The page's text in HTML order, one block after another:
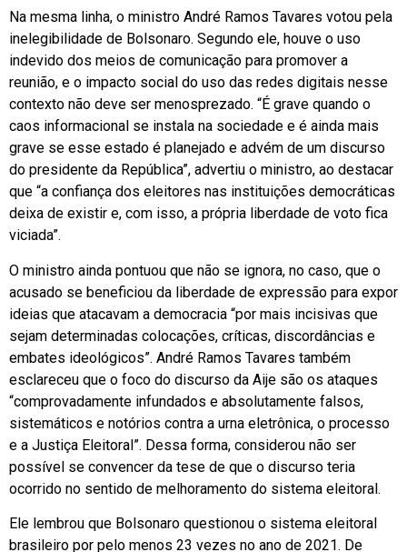
Na mesma linha, o ministro André Ramos Tavares votou pela
inelegibilidade de Bolsonaro. Segundo ele, houve o uso
indevido dos meios de comunicação para promover a
reunião, e o impacto social do uso das redes digitais nesse
contexto não deve ser menosprezado. “É grave quando o
caos informacional se instala na sociedade e é ainda mais
grave se esse estado é planejado e advém de um discurso
do presidente da República”, advertiu o ministro, ao destacar
que “a confiança dos eleitores nas instituições democráticas
deixa de existir e, com isso, a própria liberdade de voto fica
viciada”.
O ministro ainda pontuou que não se ignora, no caso, que o
acusado se beneficiou da liberdade de expressão para expor
ideias que atacavam a democracia “por mais incisivas que
sejam determinadas colocações, críticas, discordâncias e
embates ideológicos”. André Ramos Tavares também
esclareceu que o foco do discurso da Aije são os ataques
“comprovadamente infundados e absolutamente falsos,
sistemáticos e notórios contra a urna eletrônica, o processo
e a Justiça Eleitoral”. Dessa forma, considerou não ser
possível se convencer da tese de que o discurso teria
ocorrido no sentido de melhoramento do sistema eleitoral.
Ele lembrou que Bolsonaro questionou o sistema eleitoral
brasileiro por pelo menos 23 vezes no ano de 2021. De